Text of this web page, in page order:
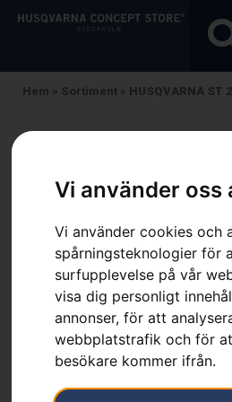
Vi använder oss
Vi använder cookies och
spårningsteknologier för
surfupplevelse på vår
visa dig personligt
annonser, för att
webbplatstrafik och för
besökare kommer ifrån.
Hem » Sortiment » HUSQVARNA ST